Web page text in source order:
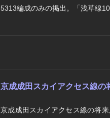
5313編成のみの掲出。「浅草線
京成成田スカイアクセス線の
京成成田スカイアクセス線の将